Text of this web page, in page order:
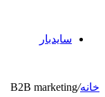
سایدبار
خانه/
B2B marketing